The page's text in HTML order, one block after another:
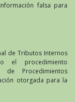
falsa para
de Tributos Internos
el procedimiento
Procedimientos
otorgada para la